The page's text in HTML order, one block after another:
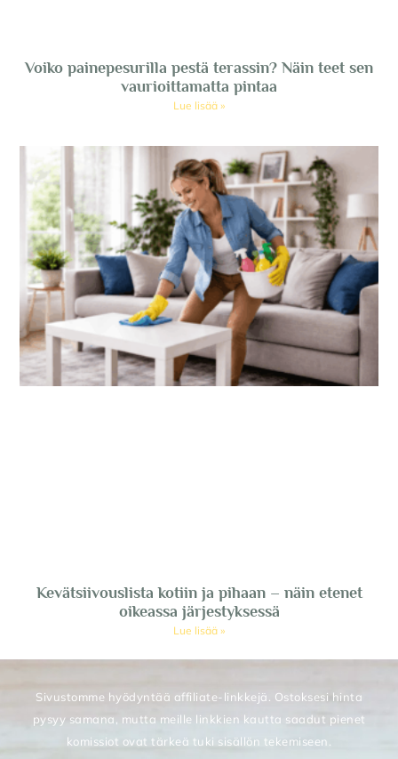
Voiko painepesurilla pestä terassin? Näin teet sen
vaurioittamatta pintaa
Lue lisää »
Kevätsiivouslista kotiin ja pihaan – näin etenet
oikeassa järjestyksessä
Lue lisää »
Sivustomme hyödyntää affiliate-linkkejä. Ostoksesi hinta
pysyy samana, mutta meille linkkien kautta saadut pienet
komissiot ovat tärkeä tuki sisällön tekemiseen.